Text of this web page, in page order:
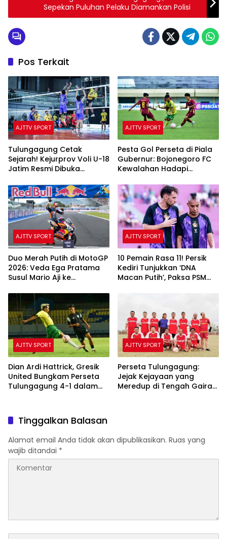
Sepekan Puluhan Pelaku Diamankan Polisi
Pos Terkait
AJTTV SPORT
Tulungagung Cetak
Sejarah! Kejurprov Voli U-18
Jatim Resmi Dibuka
Terbanyak
AJTTV SPORT
Pesta Gol Perseta di Piala
Gubernur: Bojonegoro FC
Kewalahan Hadapi
AJTTV SPORT
Duo Merah Putih di MotoGP
2026: Veda Ega Pratama
Susul Mario Aji ke
AJTTV SPORT
10 Pemain Rasa 11! Persik
Kediri Tunjukkan ‘DNA
Macan Putih’, Paksa PSM
AJTTV SPORT
Dian Ardi Hattrick, Gresik
United Bungkam Perseta
Tulungagung 4-1 dalam
AJTTV SPORT
Perseta Tulungagung:
Jejak Kejayaan yang
Meredup di Tengah Gairah
Tinggalkan Balasan
Alamat email Anda tidak akan dipublikasikan. Ruas yang
wajib ditandai *